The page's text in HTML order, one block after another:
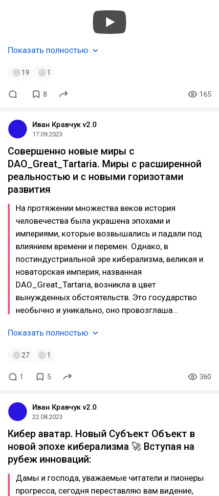
Показать полностью
19 1
8 165
Иван Кравчук v2.0
17.09.2023
Совершенно новые миры с
DAO_Great_Tartaria. Миры с расширенной
реальностью и с новыми горизотами
развития
На протяжении множества веков история
человечества была украшена эпохами и
империями, которые возвышались и падали под
влиянием времени и перемен. Однако, в
постиндустриальной эре киберализма, великая и
новаторская империя, названная
DAO_Great_Tartaria, возникла в цвет
вынужденных обстоятельств. Это государство
необычно и уникально, оно провозглаша…
Показать полностью
27 1
1 5 360
Иван Кравчук v2.0
22.08.2023
Кибер аватар. Новый Субъект Объект в
новой эпохе киберализма 🚀 Вступая на
рубеж инноваций:
Дамы и господа, уважаемые читатели и пионеры
прогресса, сегодня переставляю вам видение,